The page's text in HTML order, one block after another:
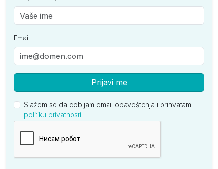
Email
Prijavi me
Slažem se da dobijam email obaveštenja i prihvatam
politiku privatnosti.